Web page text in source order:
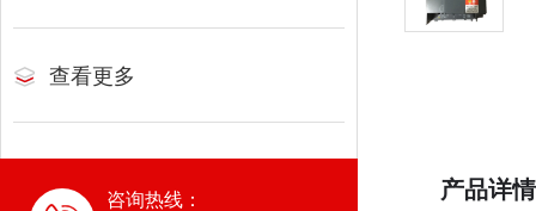
查看更多
咨询热线： 产品详情